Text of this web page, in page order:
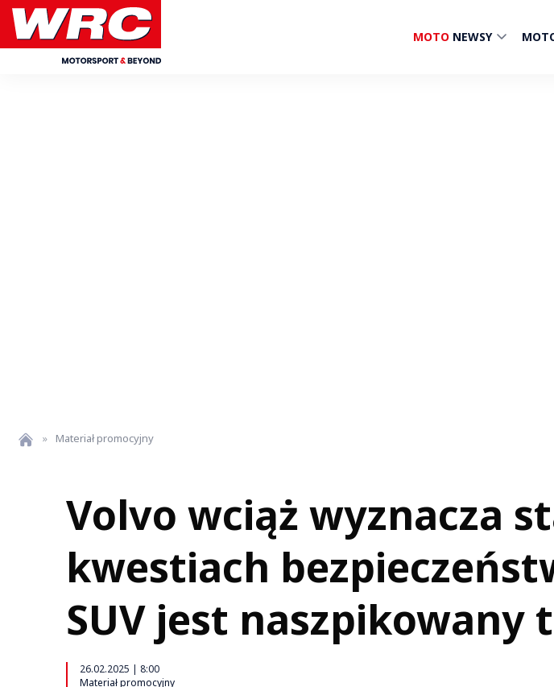
MOTO NEWSY
» Materiał promocyjny
Volvo wciąż wyznacza
kwestiach
SUV jest naszpikowany
26.02.2025 | 8:00
Materiał promocyjny